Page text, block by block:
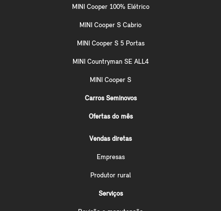
MINI Cooper 100% Elétrico
MINI Cooper S Cabrio
MINI Cooper S 5 Portas
MINI Countryman SE ALL4
MINI Cooper S
Carros Seminovos
Ofertas do mês
Vendas diretas
Empresas
Produtor rural
Serviços